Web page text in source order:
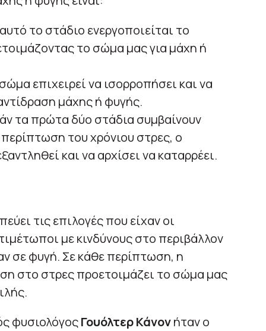
το στάδιο ενεργοποιείται το
το σώμα μας για μάχη ή
επιχειρεί να ισορροπήσει και να
μάχης ή φυγής.
τα πρώτα δύο στάδια συμβαίνουν
του χρόνιου στρες, ο
και να αρχίσει να καταρρέει.
τις επιλογές που είχαν οι
με κινδύνους στο περιβάλλον
σε φυγή. Σε κάθε περίπτωση, η
στο στρες προετοιμάζει το σώμα μας
φυσιολόγοςΓουόλτερ Κάνονήταν ο